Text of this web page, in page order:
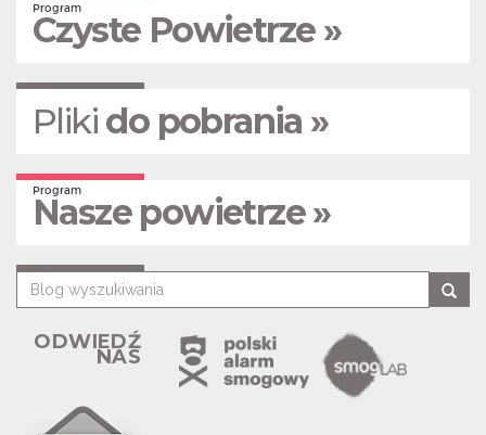
Program
Czyste Powietrze »
Pliki do pobrania »
Program
Nasze powietrze »
ODWIEDŹ
NAS